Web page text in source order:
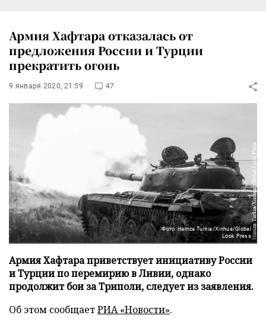
Армия Хафтара отказалась от
предложения России и Турции
прекратить огонь
9 января 2020, 21:59 47
Фото: Hamza Turkia/Xinhua/Global
Look Press
Армия Хафтара приветствует инициативу России
и Турции по перемирию в Ливии, однако
продолжит бои за Триполи, следует из заявления.
Об этом сообщаетРИА «Новости».